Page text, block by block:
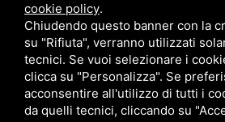
Area riservata
CBA dei Lubrificanti Spa - P. IVA 00624811204
cookie policy.
Chiudendo questo banner con la
su "Rifiuta", verranno utilizzati
tecnici. Se vuoi selezionare i
clicca su "Personalizza". Se
acconsentire all'utilizzo di tutti i
da quelli tecnici, cliccando su